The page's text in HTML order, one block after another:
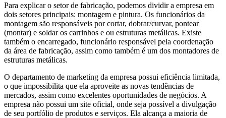
Para explicar o setor de fabricação, podemos dividir a empresa em
dois setores principais: montagem e pintura. Os funcionários da
montagem são responsáveis por cortar, dobrar/curvar, pontear
(montar) e soldar os carrinhos e ou estruturas metálicas. Existe
também o encarregado, funcionário responsável pela coordenação
da área de fabricação, assim como também é um dos montadores de
estruturas metálicas.
O departamento de marketing da empresa possui eficiência limitada,
o que impossibilita que ela aproveite as novas tendências de
mercados, assim como excelentes oportunidades de negócios. A
empresa não possui um site oficial, onde seja possível a divulgação
de seu portfólio de produtos e serviços. Ela alcança a maioria de